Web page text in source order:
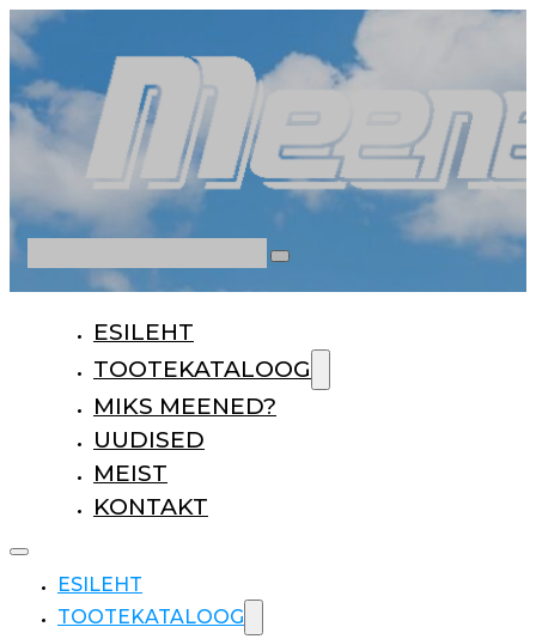
ESILEHT
TOOTEKATALOOG
MIKS MEENED?
UUDISED
MEIST
KONTAKT
ESILEHT
TOOTEKATALOOG